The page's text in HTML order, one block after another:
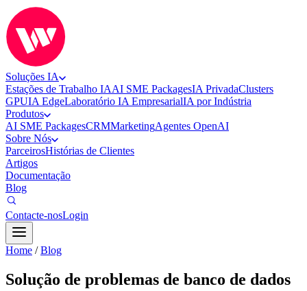
Soluções IA
Estações de Trabalho IAAI SME PackagesIA PrivadaClusters
GPUIA EdgeLaboratório IA EmpresarialIA por Indústria
Produtos
AI SME PackagesCRMMarketingAgentes OpenAI
Sobre Nós
ParceirosHistórias de Clientes
Artigos
Documentação
Blog
Contacte-nosLogin
Home / Blog
Solução de problemas de banco de dados